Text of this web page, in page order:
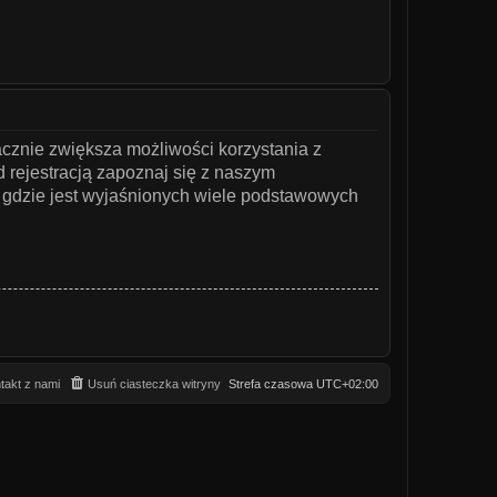
zwiększa możliwości korzystania z
rejestracją zapoznaj się z naszym
jest wyjaśnionych wiele podstawowych
Strefa czasowa UTC+02:00
Usuń ciasteczka witryny
z nami